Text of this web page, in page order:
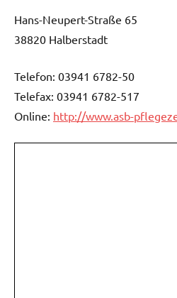
Hans-Neupert-Straße 65
38820 Halberstadt
Telefon: 03941 6782-50
Telefax: 03941 6782-517
Online: http://www.asb-